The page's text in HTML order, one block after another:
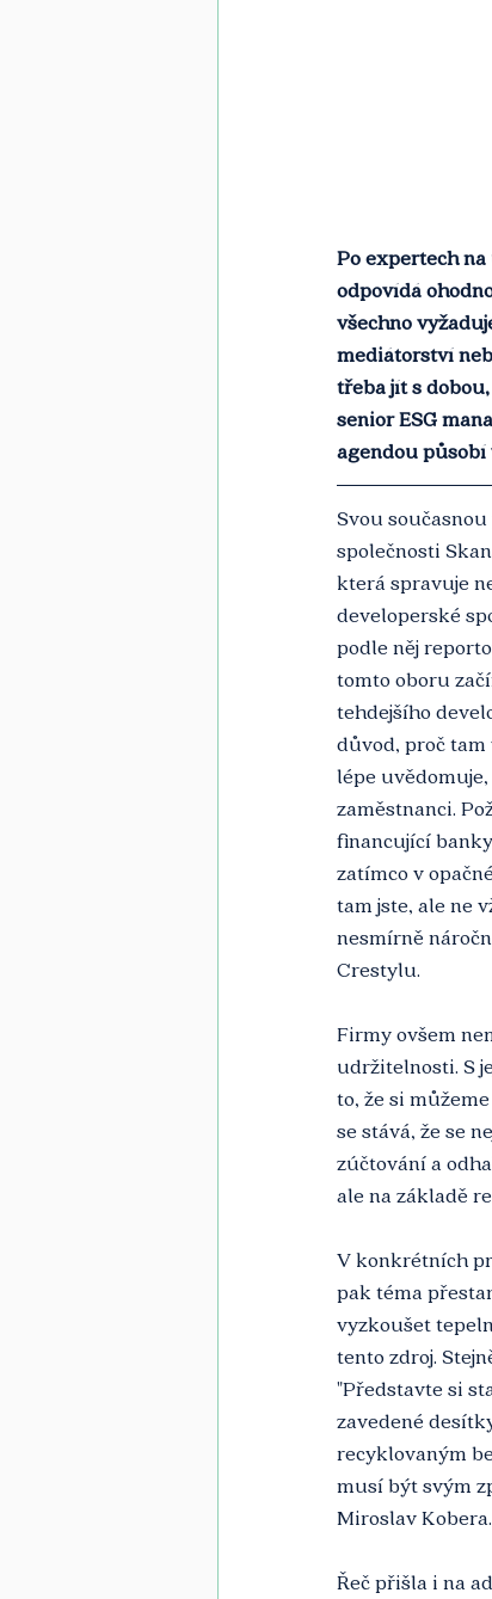
Po expertech
odpovídá
všechno
mediátorství
třeba jít s
senior ESG
agendou
Svou
společnosti
která spravuje
developerské
podle něj
tomto oboru
tehdejšího
důvod, proč tam
lépe
zaměstnanci.
financující
zatímco v
tam jste, ale ne
nesmírně
Crestylu.
Firmy ovšem
udržitelnosti. S
to, že si
se stává, že se
zúčtování a
ale na základě
V konkrétních
pak téma
vyzkoušet
tento zdroj.
"Představte si
zavedené
recyklovaným
musí být svým
Miroslav Kobera.
Řeč přišla i na